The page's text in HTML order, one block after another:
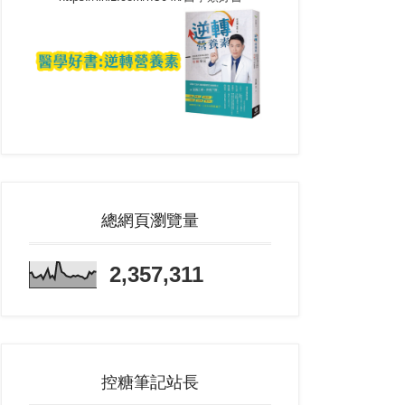
總網頁瀏覽量
2,357,311
控糖筆記站長